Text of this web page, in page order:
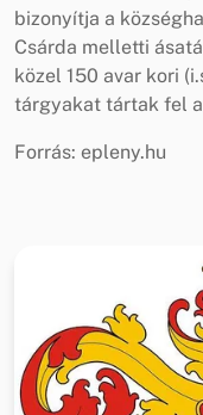
bizonyítja a
Csárda melletti
közel 150 avar kori
tárgyakat tártak fel
Forrás: epleny.hu